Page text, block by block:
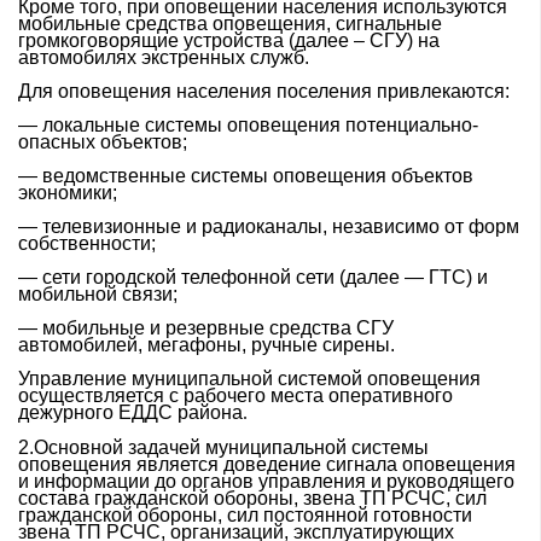
Кроме того, при оповещении населения используются
мобильные средства оповещения, сигнальные
громкоговорящие устройства (далее – СГУ) на
автомобилях экстренных служб.
Для оповещения населения поселения привлекаются:
— локальные системы оповещения потенциально-
опасных объектов;
— ведомственные системы оповещения объектов
экономики;
— телевизионные и радиоканалы, независимо от форм
собственности;
— сети городской телефонной сети (далее — ГТС) и
мобильной связи;
— мобильные и резервные средства СГУ
автомобилей, мегафоны, ручные сирены.
Управление муниципальной системой оповещения
осуществляется с рабочего места оперативного
дежурного ЕДДС района.
2.Основной задачей муниципальной системы
оповещения является доведение сигнала оповещения
и информации до органов управления и руководящего
состава гражданской обороны, звена ТП РСЧС, сил
гражданской обороны, сил постоянной готовности
звена ТП РСЧС, организаций, эксплуатирующих